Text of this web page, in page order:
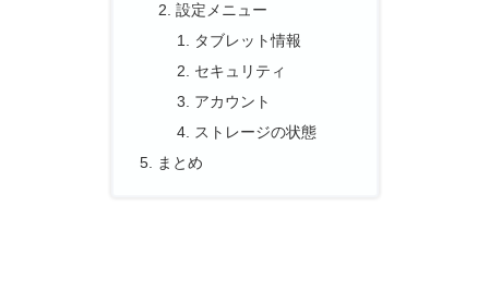
設定メニュー
タブレット情報
セキュリティ
アカウント
ストレージの状態
まとめ